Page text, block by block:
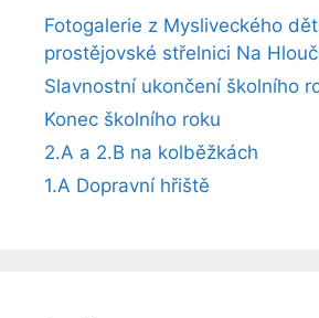
Fotogalerie z Mysliveckého
prostějovské střelnici Na
Slavnostní ukončení školního
Konec školního roku
2.A a 2.B na kolběžkách
1.A Dopravní hřiště